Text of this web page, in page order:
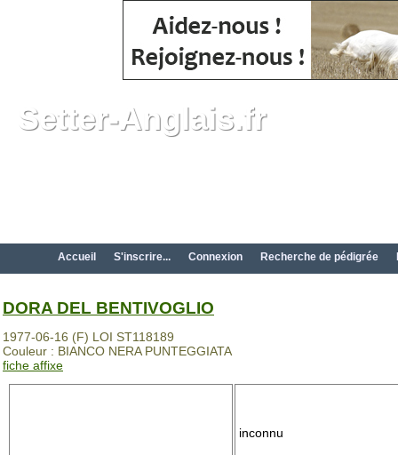
Setter-Anglais.fr
Accueil S'inscrire... Connexion Recherche de pédigrée
DORA DEL BENTIVOGLIO
1977-06-16 (F) LOI ST118189
Couleur : BIANCO NERA PUNTEGGIATA
fiche affixe
inconnu